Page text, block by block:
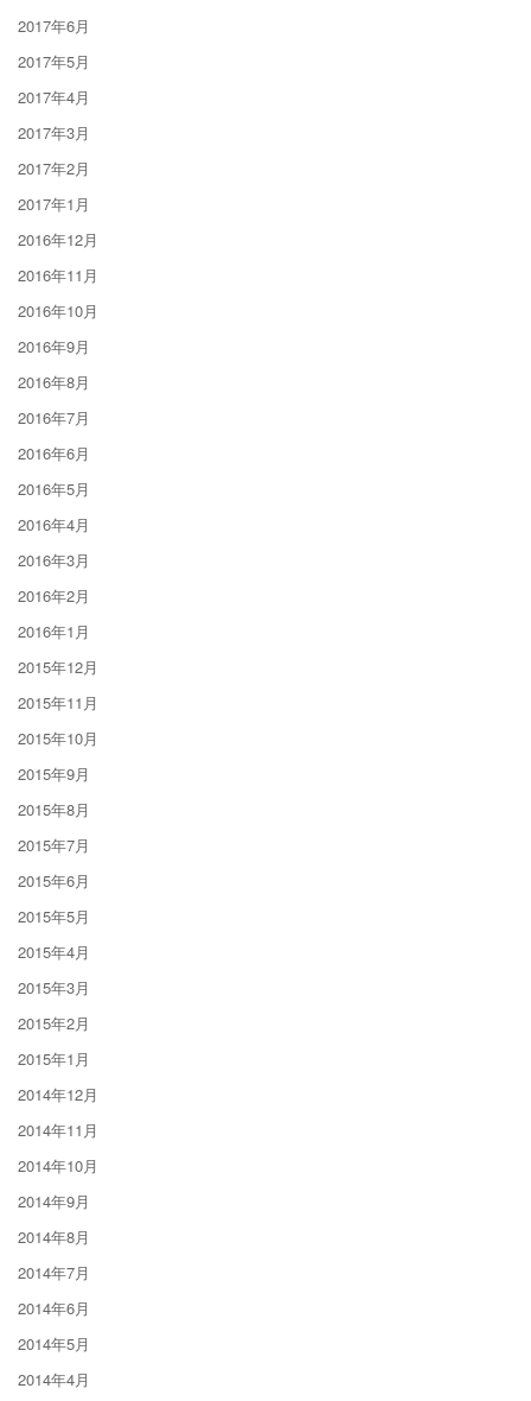
2017年6月
2017年5月
2017年4月
2017年3月
2017年2月
2017年1月
2016年12月
2016年11月
2016年10月
2016年9月
2016年8月
2016年7月
2016年6月
2016年5月
2016年4月
2016年3月
2016年2月
2016年1月
2015年12月
2015年11月
2015年10月
2015年9月
2015年8月
2015年7月
2015年6月
2015年5月
2015年4月
2015年3月
2015年2月
2015年1月
2014年12月
2014年11月
2014年10月
2014年9月
2014年8月
2014年7月
2014年6月
2014年5月
2014年4月